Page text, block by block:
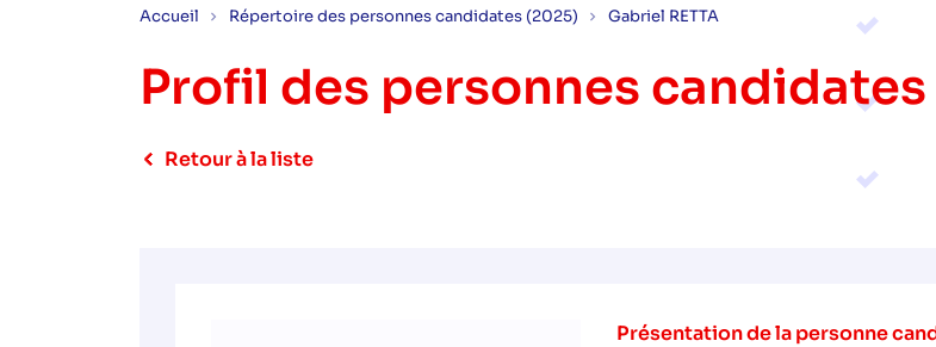
Accueil Répertoire des personnes candidates (2025) Gabriel RETTA
Profil des personnes candidates
Retour à la liste
Présentation de la personne